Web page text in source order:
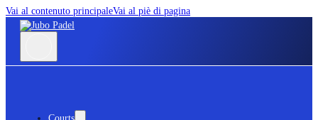
Vai al contenuto principaleVai al piè di pagina